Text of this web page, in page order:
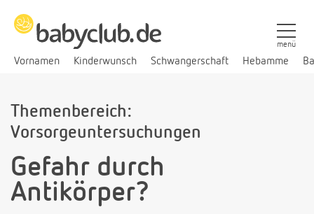
Vornamen Kinderwunsch Schwangerschaft Hebamme
menü
Themenbereich:
Vorsorgeuntersuchungen
Gefahr durch
Antikörper?